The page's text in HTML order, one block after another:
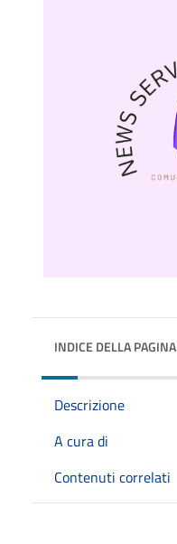
INDICE DELLA PAGINA
Descrizione
A cura di
Contenuti correlati